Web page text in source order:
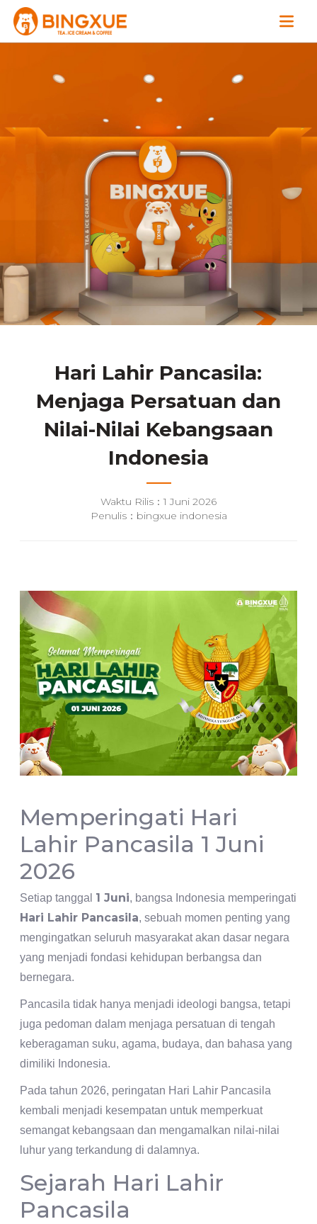
Hari Lahir Pancasila:
Menjaga Persatuan dan
Nilai-Nilai Kebangsaan
Indonesia
Waktu Rilis：1 Juni 2026
Penulis：bingxue indonesia
Memperingati Hari
Lahir Pancasila 1 Juni
2026
Setiap tanggal 1 Juni, bangsa Indonesia memperingati
Hari Lahir Pancasila, sebuah momen penting yang
mengingatkan seluruh masyarakat akan dasar negara
yang menjadi fondasi kehidupan berbangsa dan
bernegara.
Pancasila tidak hanya menjadi ideologi bangsa, tetapi
juga pedoman dalam menjaga persatuan di tengah
keberagaman suku, agama, budaya, dan bahasa yang
dimiliki Indonesia.
Pada tahun 2026, peringatan Hari Lahir Pancasila
kembali menjadi kesempatan untuk memperkuat
semangat kebangsaan dan mengamalkan nilai-nilai
luhur yang terkandung di dalamnya.
Sejarah Hari Lahir
Pancasila